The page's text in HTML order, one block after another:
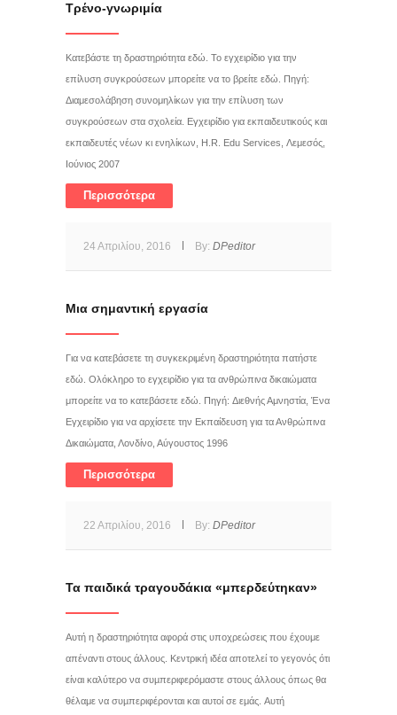
Τρένο-γνωριμία
Κατεβάστε τη δραστηριότητα εδώ. Το εγχειρίδιο για την
επίλυση συγκρούσεων μπορείτε να το βρείτε εδώ. Πηγή:
Διαμεσολάβηση συνομηλίκων για την επίλυση των
συγκρούσεων στα σχολεία. Εγχειρίδιο για εκπαιδευτικούς και
εκπαιδευτές νέων κι ενηλίκων, H.R. Edu Services, Λεμεσός,
Ιούνιος 2007
Περισσότερα
24 Απριλίου, 2016 By: DPeditor
Μια σημαντική εργασία
Για να κατεβάσετε τη συγκεκριμένη δραστηριότητα πατήστε
εδώ. Ολόκληρο το εγχειρίδιο για τα ανθρώπινα δικαιώματα
μπορείτε να το κατεβάσετε εδώ. Πηγή: Διεθνής Αμνηστία, Ένα
Εγχειρίδιο για να αρχίσετε την Εκπαίδευση για τα Ανθρώπινα
Δικαιώματα, Λονδίνο, Αύγουστος 1996
Περισσότερα
22 Απριλίου, 2016 By: DPeditor
Τα παιδικά τραγουδάκια «μπερδεύτηκαν»
Αυτή η δραστηριότητα αφορά στις υποχρεώσεις που έχουμε
απέναντι στους άλλους. Κεντρική ιδέα αποτελεί το γεγονός ότι
είναι καλύτερο να συµπεριφερόμαστε στους άλλους όπως θα
θέλαμε να συµπεριφέρονται και αυτοί σε εμάς. Αυτή